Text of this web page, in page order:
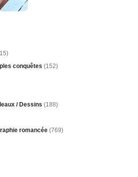
conquêtes (152)
/ Dessins (188)
romancée (769)